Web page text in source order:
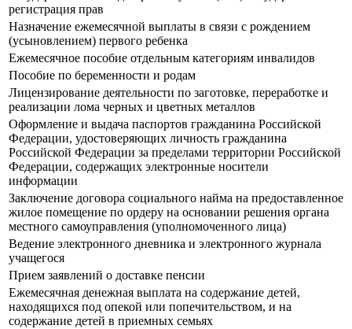
регистрация прав
Назначение ежемесячной выплаты в связи с рождением
(усыновлением) первого ребенка
Ежемесячное пособие отдельным категориям инвалидов
Пособие по беременности и родам
Лицензирование деятельности по заготовке, переработке и
реализации лома черных и цветных металлов
Оформление и выдача паспортов гражданина Российской
Федерации, удостоверяющих личность гражданина
Российской Федерации за пределами территории Российской
Федерации, содержащих электронные носители
информации
Заключение договора социального найма на предоставленное
жилое помещение по ордеру на основании решения органа
местного самоуправления (уполномоченного лица)
Ведение электронного дневника и электронного журнала
учащегося
Прием заявлений о доставке пенсии
Ежемесячная денежная выплата на содержание детей,
находящихся под опекой или попечительством, и на
содержание детей в приемных семьях